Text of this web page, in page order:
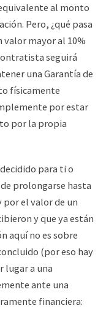
al monto
Pero, ¿qué pasa
valor mayor al 10%
seguirá
una Garantía de
físicamente
por estar
por la propia
para ti o
prolongarse hasta
el valor de un
y que ya están
aquí no es sobre
(por eso hay
lugar a una
ante una
financiera: